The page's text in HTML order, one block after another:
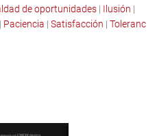
de oportunidades| Ilusión |
| Paciencia | Satisfacción | Tolerancia